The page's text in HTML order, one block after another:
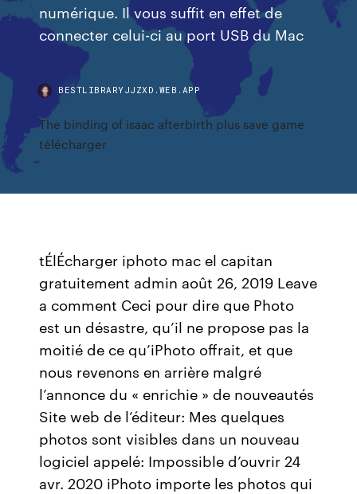
numérique. Il vous suffit en effet de
connecter celui-ci au port USB du Mac
BESTLIBRARYJJZXD.WEB.APP
The binding of isaac afterbirth plus save game
télécharger
tÉlÉcharger iphoto mac el capitan
gratuitement admin août 26, 2019 Leave
a comment Ceci pour dire que Photo
est un désastre, qu’il ne propose pas la
moitié de ce qu’iPhoto offrait, et que
nous revenons en arrière malgré
l’annonce du « enrichie » de nouveautés
Site web de l’éditeur: Mes quelques
photos sont visibles dans un nouveau
logiciel appelé: Impossible d’ouvrir 24
avr. 2020 iPhoto importe les photos qui